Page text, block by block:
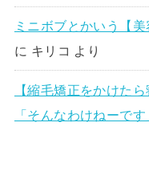
ミニボブとかいう【
に キリコ より
【縮毛矯正をかけた
「そんなわけねーで